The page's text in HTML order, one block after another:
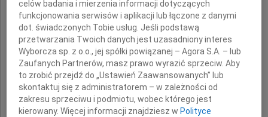
Panu inż.
Mirosławowi Milewskiemu
Kanclerzowi
Politechniki Białostockiej
celów badania i mierzenia informacji dotyczących
funkcjonowania serwisów i aplikacji lub łączone z danymi
dot. świadczonych Tobie usług. Jeśli podstawą
przetwarzania Twoich danych jest uzasadniony interes
Wyborcza sp. z o.o., jej spółki powiązanej – Agora S.A. – lub
Zaufanych Partnerów, masz prawo wyrazić sprzeciw. Aby
to zrobić przejdź do „Ustawień Zaawansowanych” lub
skontaktuj się z administratorem – w zależności od
zakresu sprzeciwu i podmiotu, wobec którego jest
kierowany. Więcej informacji znajdziesz w Polityce